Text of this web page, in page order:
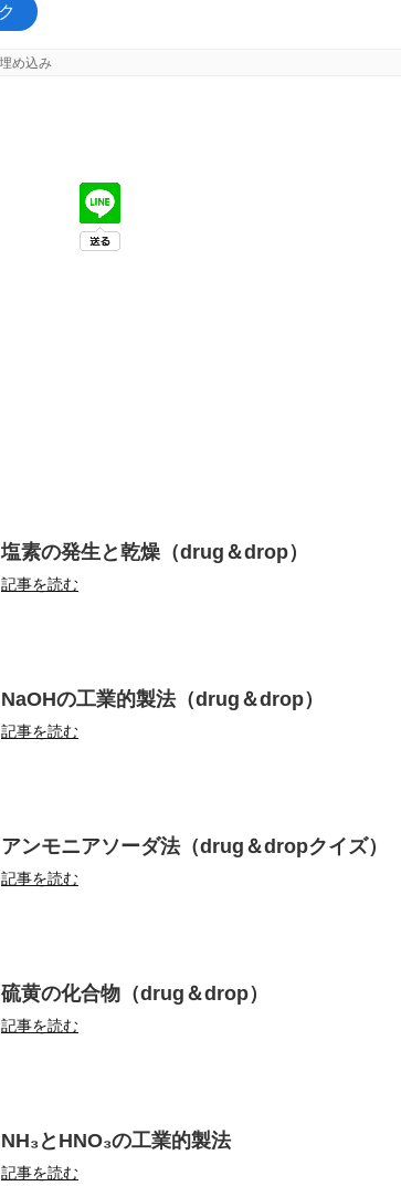
塩素の発生と乾燥（drug＆drop）
記事を読む
NaOHの工業的製法（drug＆drop）
記事を読む
アンモニアソーダ法（drug＆dropクイズ）
記事を読む
硫黄の化合物（drug＆drop）
記事を読む
NH₃とHNO₃の工業的製法
記事を読む